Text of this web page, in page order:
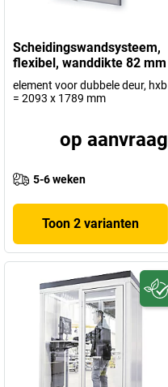
Scheidingswandsysteem,
flexibel, wanddikte 82 mm
element voor dubbele deur, hxb
= 2093 x 1789 mm
op aanvraag
5-6 weken
Toon 2 varianten